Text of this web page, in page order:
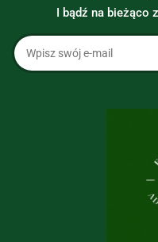
I bądź na bieżąco